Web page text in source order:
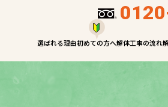
選ばれる理由初めての方へ解体工事の流れ